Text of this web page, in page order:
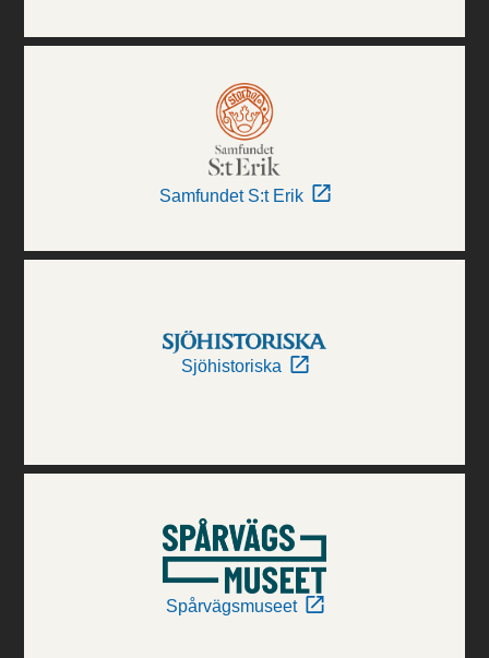
Samfundet S:t Erik
Sjöhistoriska
Spårvägsmuseet